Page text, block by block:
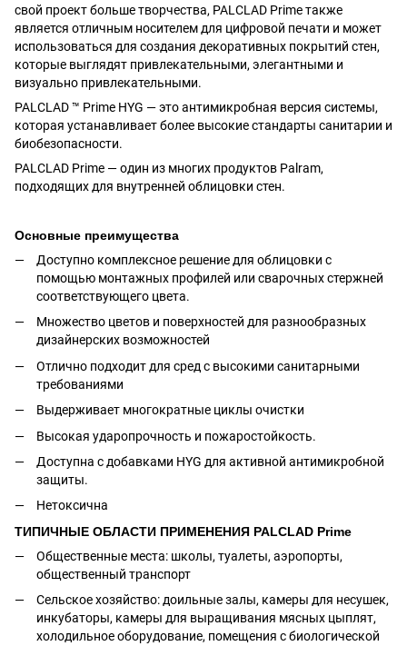
свой проект больше творчества, PALCLAD Prime также
является отличным носителем для цифровой печати и может
использоваться для создания декоративных покрытий стен,
которые выглядят привлекательными, элегантными и
визуально привлекательными.
PALCLAD ™ Prime HYG ― это антимикробная версия системы,
которая устанавливает более высокие стандарты санитарии и
биобезопасности.
PALCLAD Prime ― один из многих продуктов Palram,
подходящих для внутренней облицовки стен.
Основные преимущества
Доступно комплексное решение для облицовки с
помощью монтажных профилей или сварочных стержней
соответствующего цвета.
Множество цветов и поверхностей для разнообразных
дизайнерских возможностей
Отлично подходит для сред с высокими санитарными
требованиями
Выдерживает многократные циклы очистки
Высокая ударопрочность и пожаростойкость.
Доступна с добавками HYG для активной антимикробной
защиты.
Нетоксична
ТИПИЧНЫЕ ОБЛАСТИ ПРИМЕНЕНИЯ PALCLAD Prime
Общественные места: школы, туалеты, аэропорты,
общественный транспорт
Сельское хозяйство: доильные залы, камеры для несушек,
инкубаторы, камеры для выращивания мясных цыплят,
холодильное оборудование, помещения с биологической